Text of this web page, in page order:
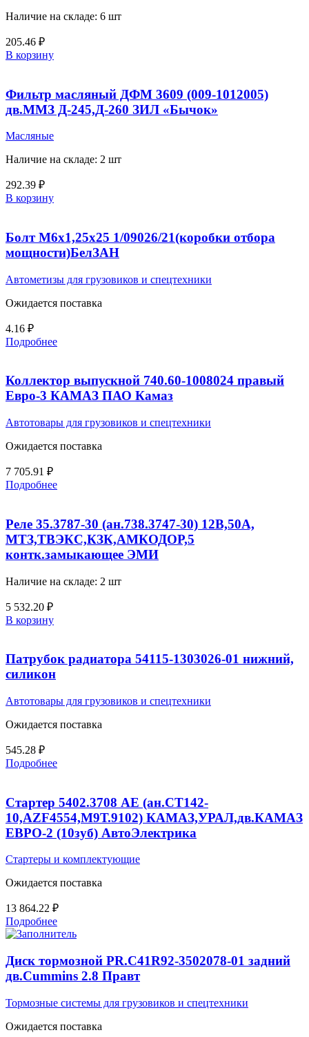
Наличие на складе: 6 шт
205.46 ₽
В корзину
Фильтр масляный ДФМ 3609 (009-1012005)
дв.ММЗ Д-245,Д-260 ЗИЛ «Бычок»
Масляные
Наличие на складе: 2 шт
292.39 ₽
В корзину
Болт М6х1,25х25 1/09026/21(коробки отбора
мощности)БелЗАН
Автометизы для грузовиков и спецтехники
Ожидается поставка
4.16 ₽
Подробнее
Коллектор выпускной 740.60-1008024 правый
Евро-3 КАМАЗ ПАО Камаз
Автотовары для грузовиков и спецтехники
Ожидается поставка
7 705.91 ₽
Подробнее
Реле 35.3787-30 (ан.738.3747-30) 12В,50А,
МТЗ,ТВЭКС,КЗК,АМКОДОР,5
контк.замыкающее ЭМИ
Наличие на складе: 2 шт
5 532.20 ₽
В корзину
Патрубок радиатора 54115-1303026-01 нижний,
силикон
Автотовары для грузовиков и спецтехники
Ожидается поставка
545.28 ₽
Подробнее
Стартер 5402.3708 AE (ан.СТ142-
10,AZF4554,М9Т.9102) КАМАЗ,УРАЛ,дв.КАМАЗ
ЕВРО-2 (10зуб) АвтоЭлектрика
Стартеры и комплектующие
Ожидается поставка
13 864.22 ₽
Подробнее
Диск тормозной PR.C41R92-3502078-01 задний
дв.Cummins 2.8 Правт
Тормозные системы для грузовиков и спецтехники
Ожидается поставка